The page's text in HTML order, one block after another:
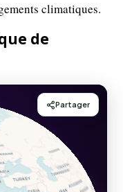
climatiques.
de